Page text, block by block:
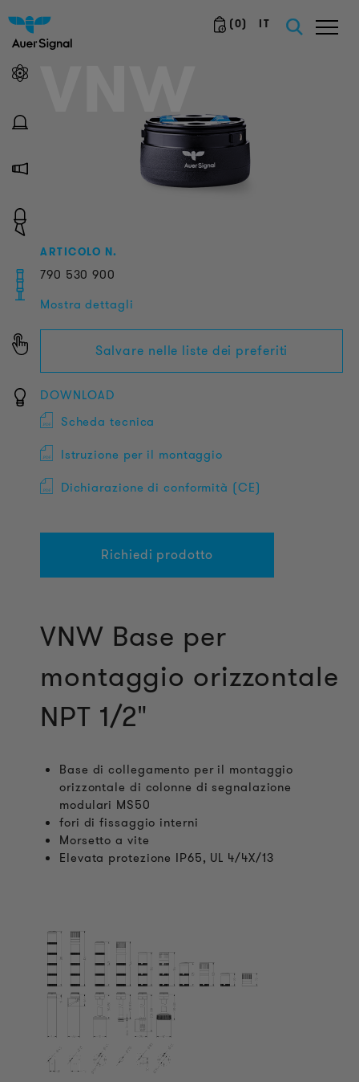
(0) IT
VNW
ARTICOLO N.
790 530 900
Mostra dettagli
Salvare nelle liste dei preferiti
DOWNLOAD
Scheda tecnica
Istruzione per il montaggio
Dichiarazione di conformità (CE)
Richiedi prodotto
VNW Base per
montaggio orizzontale
NPT 1/2"
Base di collegamento per il montaggio
orizzontale di colonne di segnalazione
modulari MS50
fori di fissaggio interni
Morsetto a vite
Elevata protezione IP65, UL 4/4X/13